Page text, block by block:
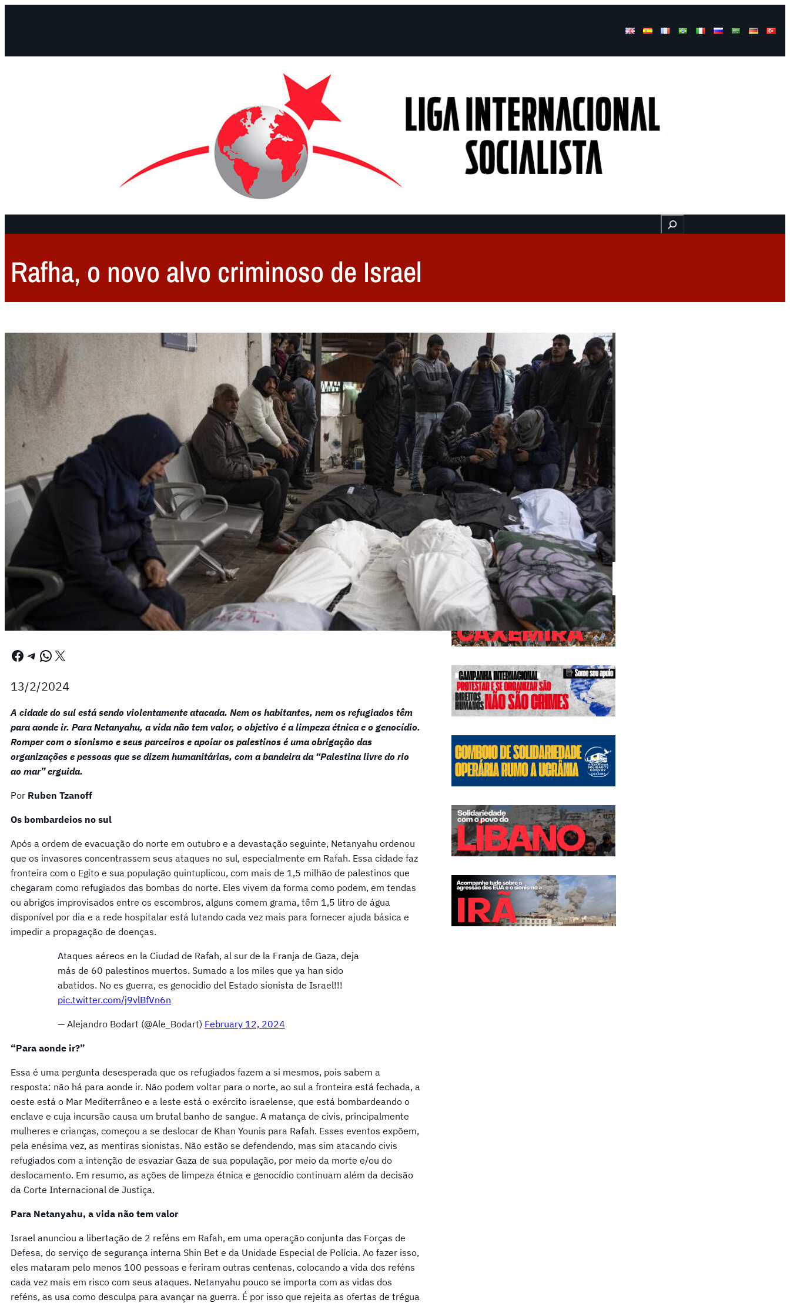
Buscar
Rafha, o novo alvo criminoso de Israel
Facebook Telegram WhatsApp X
13/2/2024
A cidade do sul está sendo violentamente atacada. Nem os habitantes, nem os refugiados têm
para aonde ir. Para Netanyahu, a vida não tem valor, o objetivo é a limpeza étnica e o genocídio.
Romper com o sionismo e seus parceiros e apoiar os palestinos é uma obrigação das
organizações e pessoas que se dizem humanitárias, com a bandeira da “Palestina livre do rio
ao mar” erguida.
Por Ruben Tzanoff
Os bombardeios no sul
Após a ordem de evacuação do norte em outubro e a devastação seguinte, Netanyahu ordenou
que os invasores concentrassem seus ataques no sul, especialmente em Rafah. Essa cidade faz
fronteira com o Egito e sua população quintuplicou, com mais de 1,5 milhão de palestinos que
chegaram como refugiados das bombas do norte. Eles vivem da forma como podem, em tendas
ou abrigos improvisados entre os escombros, alguns comem grama, têm 1,5 litro de água
disponível por dia e a rede hospitalar está lutando cada vez mais para fornecer ajuda básica e
impedir a propagação de doenças.
Ataques aéreos en la Ciudad de Rafah, al sur de la Franja de Gaza, deja
más de 60 palestinos muertos. Sumado a los miles que ya han sido
abatidos. No es guerra, es genocidio del Estado sionista de Israel!!!
pic.twitter.com/j9vlBfVn6n
— Alejandro Bodart (@Ale_Bodart) February 12, 2024
“Para aonde ir?”
Essa é uma pergunta desesperada que os refugiados fazem a si mesmos, pois sabem a
resposta: não há para aonde ir. Não podem voltar para o norte, ao sul a fronteira está fechada, a
oeste está o Mar Mediterrâneo e a leste está o exército israelense, que está bombardeando o
enclave e cuja incursão causa um brutal banho de sangue. A matança de civis, principalmente
mulheres e crianças, começou a se deslocar de Khan Younis para Rafah. Esses eventos expõem,
pela enésima vez, as mentiras sionistas. Não estão se defendendo, mas sim atacando civis
refugiados com a intenção de esvaziar Gaza de sua população, por meio da morte e/ou do
deslocamento. Em resumo, as ações de limpeza étnica e genocídio continuam além da decisão
da Corte Internacional de Justiça.
Para Netanyahu, a vida não tem valor
Israel anunciou a libertação de 2 reféns em Rafah, em uma operação conjunta das Forças de
Defesa, do serviço de segurança interna Shin Bet e da Unidade Especial de Polícia. Ao fazer isso,
eles mataram pelo menos 100 pessoas e feriram outras centenas, colocando a vida dos reféns
cada vez mais em risco com seus ataques. Netanyahu pouco se importa com as vidas dos
reféns, as usa como desculpa para avançar na guerra. É por isso que rejeita as ofertas de trégua
Edições anteriores